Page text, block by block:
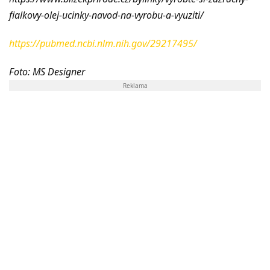
fialkovy-olej-ucinky-navod-na-vyrobu-a-vyuziti/
https://pubmed.ncbi.nlm.nih.gov/29217495/
Foto: MS Designer
Reklama